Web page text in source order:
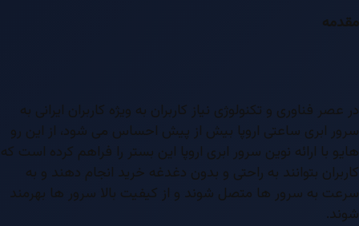
مقدمه
در عصر فناوری و تکنولوژی نیاز کاربران به ویژه کاربران ایرانی به
سرور ابری ساعتی اروپا بیش از پیش احساس می شود، از این رو
هایو با ارائه نوین سرور ابری اروپا این بستر را فراهم کرده است که
کاربران بتوانند به راحتی و بدون دغدغه خرید انجام دهند و به
سرعت به سرور ها متصل شوند و از کیفیت بالا سرور ها بهرمند
شوند.